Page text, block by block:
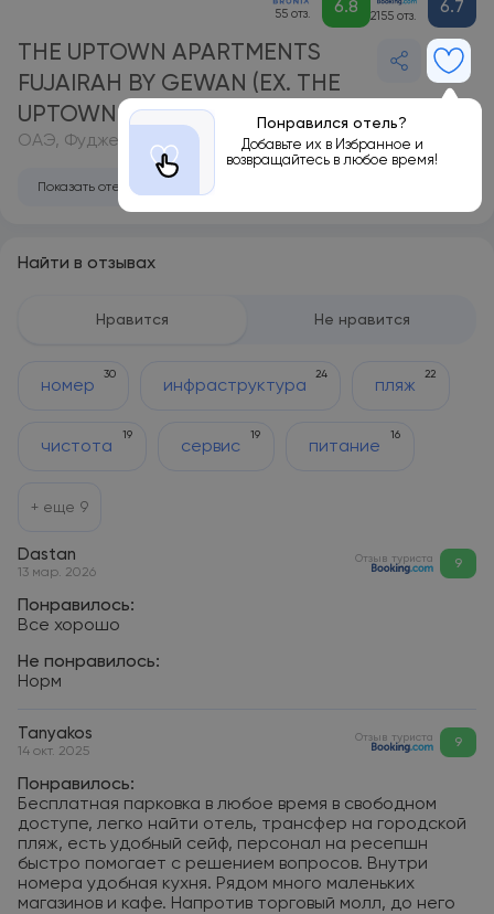
55 отз. 6.8 2155 отз. 6.7
THE UPTOWN APARTMENTS
FUJAIRAH BY GEWAN (EX. THE
UPTOWN APARTMENT)Понравился отель?
Добавьте их в Избранное и
возвращайтесь в любое время!
ОАЭ, Фуджейра
Показать отель на карте
Найти в отзывах
Нравится Не нравится
номер
30
инфраструктура
24
пляж
22
чистота
19
сервис
19
питание
16
+ еще 9
Dastan
13 мар. 2026
Отзыв туриста 9
Понравилось:
Все хорошо
Не понравилось:
Норм
Tanyakos
14 окт. 2025
Отзыв туриста 9
Понравилось:
Бесплатная парковка в любое время в свободном
доступе, легко найти отель, трансфер на городской
пляж, есть удобный сейф, персонал на ресепшн
быстро помогает с решением вопросов. Внутри
номера удобная кухня. Рядом много маленьких
магазинов и кафе. Напротив торговый молл, до него